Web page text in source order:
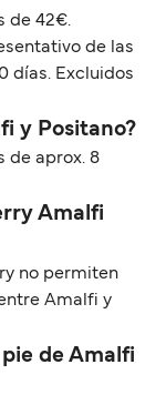
de 42€.
de las
días. Excluidos
y Positano?
de aprox. 8
Amalfi
no permiten
Amalfi y
de Amalfi